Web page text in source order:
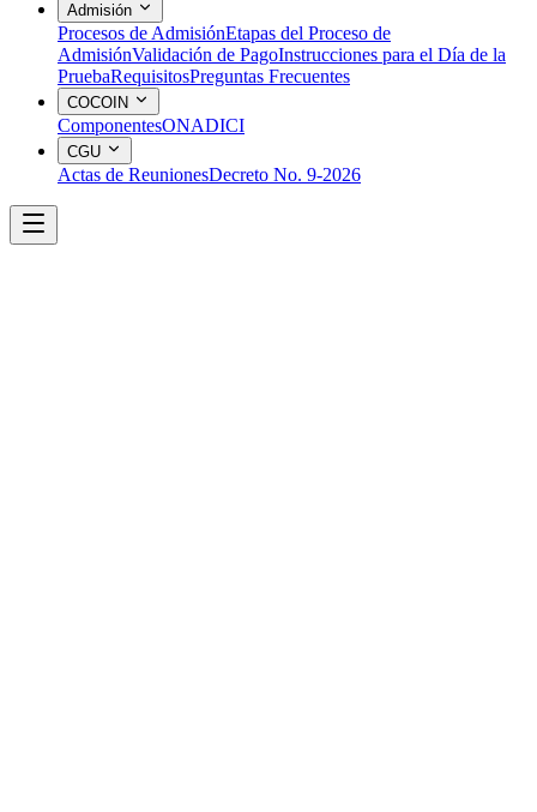
Admisión
Procesos de AdmisiónEtapas del Proceso de
AdmisiónValidación de PagoInstrucciones para el Día de la
PruebaRequisitosPreguntas Frecuentes
COCOIN
ComponentesONADICI
CGU
Actas de ReunionesDecreto No. 9-2026